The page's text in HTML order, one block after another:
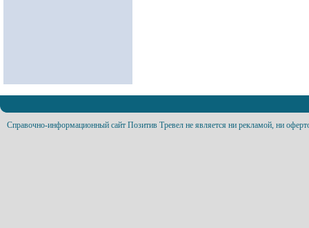
Справочно-информационный сайт Позитив Тревел не является ни рекламой, ни